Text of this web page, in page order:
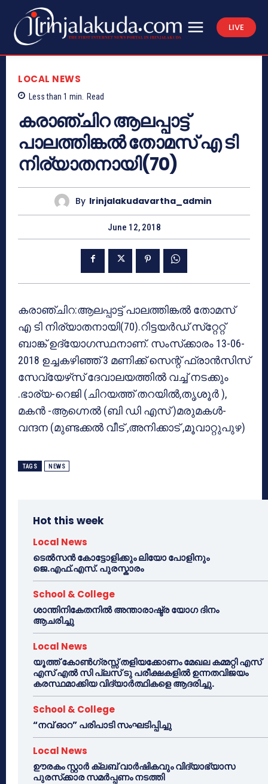
LIVE
LOCAL NEWS
Less than 1 min. Read
കരാഞ്ചിറ ആലപ്പാട്ട്
പാലത്തിങ്കല്‍ തോമസ് എ ടി
നിര്യാതനായി(70)
By Irinjalakudavartha_admin
June 12, 2018
കരാഞ്ചിറ:ആലപ്പാട്ട് പാലത്തിങ്കല്‍ തോമസ്
എ ടി നിര്യാതനായി(70).റിട്ടയര്‍ഡ് സ്‌റ്റേറ്റ്
ബാങ്ക് ഉദ്യോഗസ്ഥനാണ്. സംസ്‌ക്കാരം 13-06-
2018 ഉച്ചകഴിഞ്ഞ് 3 മണിക്ക് സെന്റ് ഫ്രാന്‍സിസ്
സേവ്യേഴ്‌സ് ദേവാലയത്തില്‍ വച്ച് നടക്കും
.ഭാര്യ-റെജി (ചിറയത്ത് തറയില്‍,തൃശൂര്‍ ),
മകന്‍ -ആഗ്നെല്‍ (ബി ഡി എസ് )മരുമകള്‍-
വന്ദന (മുണ്ടക്കല്‍ വീട് ,അനിക്കാട് ,മൂവാറ്റുപുഴ)
TAGS NEWS
Hot this week
Local News
ടെൽസൻ കോട്ടോളിക്കും ലിയോ പോളിനും
ജെ.എഫ്.എസ്. പുരസ്കാരം
School & College
ശാന്തിനികേതനിൽ അന്താരാഷ്ട്ര യോഗ ദിനം
ആചരിച്ചു
Local News
യൂത്ത് കോൺഗ്രസ്സ് തളിയക്കോണം മേഖല കമ്മറ്റി എസ്
എസ് എൽ സി പ്ലസ് ടു പരീക്ഷകളിൽ ഉന്നതവിജയം
കരസ്ഥമാക്കിയ വിദ്യാർത്ഥികളെ ആദരിച്ചു.
School & College
“നവ് ഓറ” പരിപാടി സംഘടിപ്പിച്ചു
Local News
ഊരകം സ്റ്റാർ ക്ലബ് വാർഷികവും വിദ്യാഭ്യാസ
പുരസ്‌ക്കാര സമർപ്പണം നടത്തി